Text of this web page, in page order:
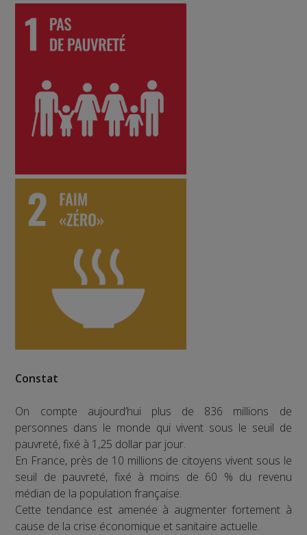
Constat
On compte aujourd’hui plus de 836 millions de
personnes dans le monde qui vivent sous le seuil de
pauvreté, fixé à 1,25 dollar par jour.
En France, près de 10 millions de citoyens vivent sous le
seuil de pauvreté, fixé à moins de 60 % du revenu
médian de la population française.
Cette tendance est amenée à augmenter fortement à
cause de la crise économique et sanitaire actuelle.